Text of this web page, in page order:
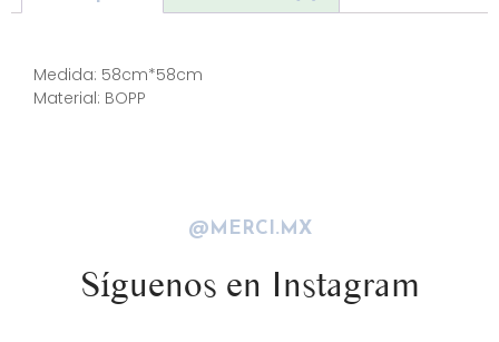
Medida: 58cm*58cm
Material: BOPP
@MERCI.MX
Síguenos en Instagram